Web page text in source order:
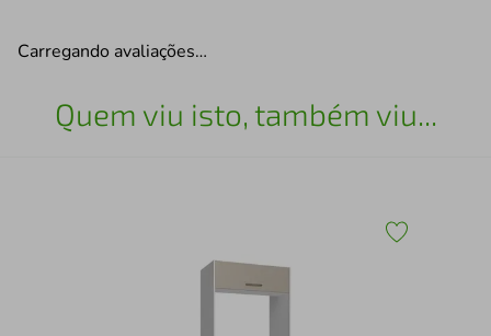
Carregando avaliações…
Quem viu isto, também viu...